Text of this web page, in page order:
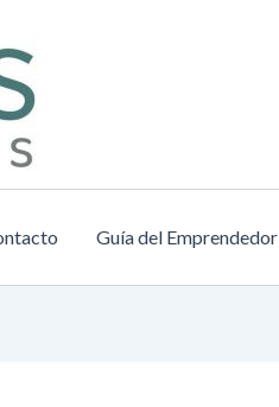
Guía del Emprendedor